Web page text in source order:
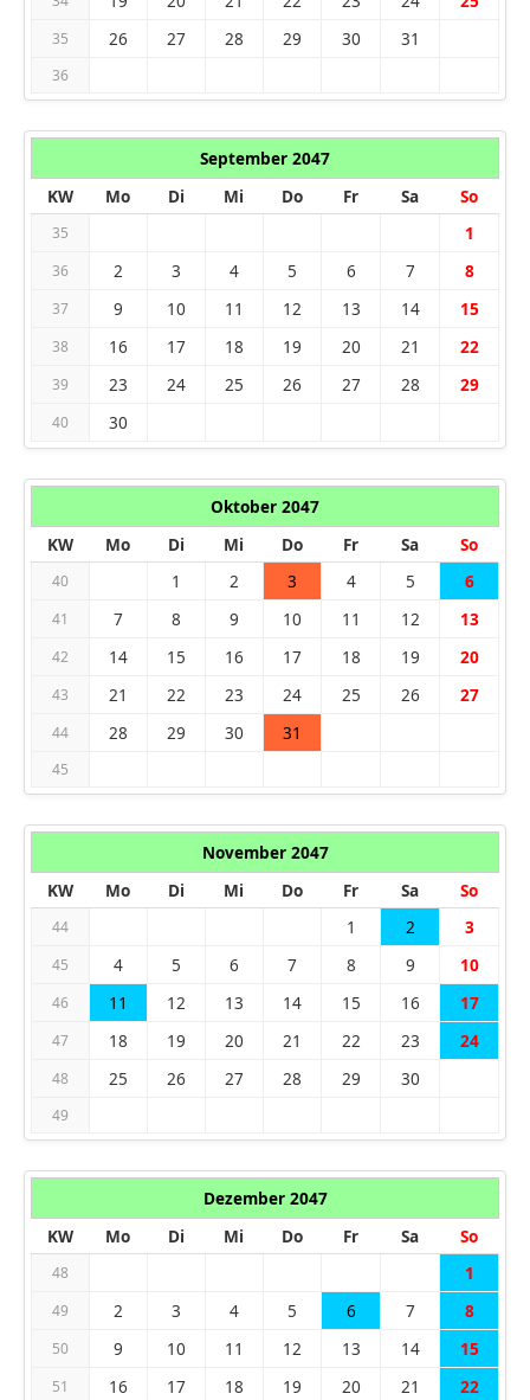
35 26 27 28 29 30 31
36
September 2047
KW
Mo Di Mi Do Fr Sa So
35 1
36 2 3 4 5 6 7 8
37 9 10 11 12 13 14 15
38 16 17 18 19 20 21 22
39 23 24 25 26 27 28 29
40 30
Oktober 2047
KW
Mo Di Mi Do Fr Sa So
40 1 2 3 4 5 6
41 7 8 9 10 11 12 13
42 14 15 16 17 18 19 20
43 21 22 23 24 25 26 27
44 28 29 30 31
45
November 2047
KW
Mo Di Mi Do Fr Sa So
44 1 2 3
45 4 5 6 7 8 9 10
46 11 12 13 14 15 16 17
47 18 19 20 21 22 23 24
48 25 26 27 28 29 30
49
Dezember 2047
KW
Mo Di Mi Do Fr Sa So
48 1
49 2 3 4 5 6 7 8
50 9 10 11 12 13 14 15
51 16 17 18 19 20 21 22